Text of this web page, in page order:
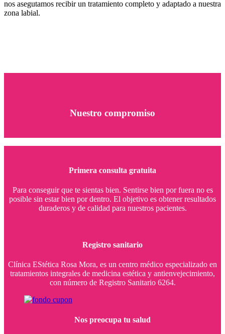
nos asegutamos recibir un tratamiento completo y adaptado a nuestra
zona labial.
Nuestro compromiso
Primera consulta gratuita
Para conseguir que te sientas bien. Sentirse bien por fuera no es
posible sin estar bien por dentro. El objetivo es obtener resultados
duraderos y de calidad para nuestros pacientes.
Registro sanitario
Clínica EStética Rosa Mora, es un centro médico especializado en
tratamientos integrales de medicina estética y antienvejecimiento,
con número de Registro Sanitario 6264.
Nos preocupa tu salud